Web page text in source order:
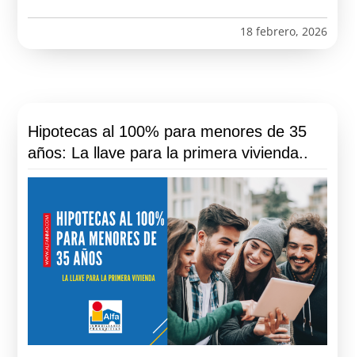
18 febrero, 2026
Hipotecas al 100% para menores de 35
años: La llave para la primera vivienda..